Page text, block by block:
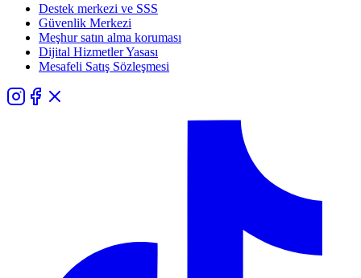
Destek merkezi ve SSS
Güvenlik Merkezi
Meşhur satın alma koruması
Dijital Hizmetler Yasası
Mesafeli Satış Sözleşmesi